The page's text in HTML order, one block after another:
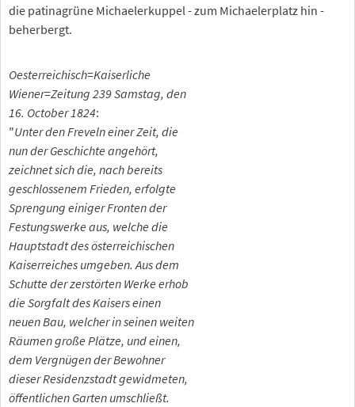
die patinagrüne Michaelerkuppel - zum Michaelerplatz hin -
beherbergt.
Oesterreichisch=Kaiserliche
Wiener=Zeitung 239 Samstag, den
16. October 1824:
"Unter den Freveln einer Zeit, die
nun der Geschichte angehört,
zeichnet sich die, nach bereits
geschlossenem Frieden, erfolgte
Sprengung einiger Fronten der
Festungswerke aus, welche die
Hauptstadt des österreichischen
Kaiserreiches umgeben. Aus dem
Schutte der zerstörten Werke erhob
die Sorgfalt des Kaisers einen
neuen Bau, welcher in seinen weiten
Räumen große Plätze, und einen,
dem Vergnügen der Bewohner
dieser Residenzstadt gewidmeten,
öffentlichen Garten umschließt.